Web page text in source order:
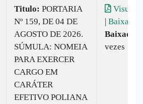
Titulo: PORTARIA
Nº 159, DE 04 DE
AGOSTO DE 2026.
SÚMULA: NOMEIA
PARA EXERCER
CARGO EM
CARÁTER
EFETIVO POLIANA
| Baixar
Baixado:
vezes